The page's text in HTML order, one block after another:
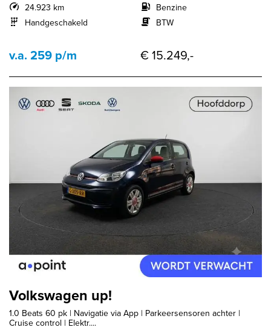
24.923 km
Handgeschakeld
Benzine
BTW
v.a. 259 p/m € 15.249,-
Volkswagen up!
1.0 Beats 60 pk | Navigatie via App | Parkeersensoren achter |
Cruise control | Elektr....